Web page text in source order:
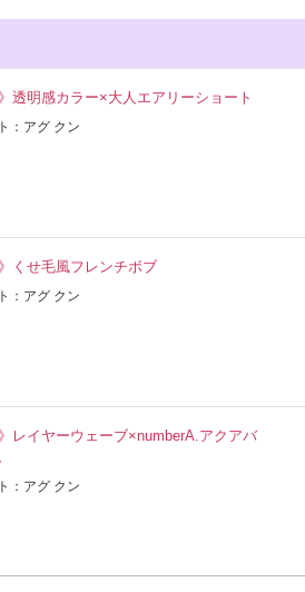
透明感カラー×大人エアリーショート
：アグ クン
くせ毛風フレンチボブ
：アグ クン
》レイヤーウェーブ×numberA.アクアバ
：アグ クン